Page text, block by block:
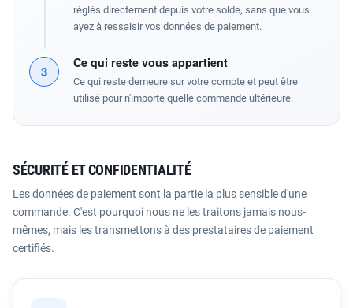
réglés directement depuis votre solde, sans que vous
ayez à ressaisir vos données de paiement.
3
Ce qui reste vous appartient
Ce qui reste demeure sur votre compte et peut être
utilisé pour n'importe quelle commande ultérieure.
SÉCURITÉ ET CONFIDENTIALITÉ
Les données de paiement sont la partie la plus sensible d'une
commande. C'est pourquoi nous ne les traitons jamais nous-
mêmes, mais les transmettons à des prestataires de paiement
certifiés.